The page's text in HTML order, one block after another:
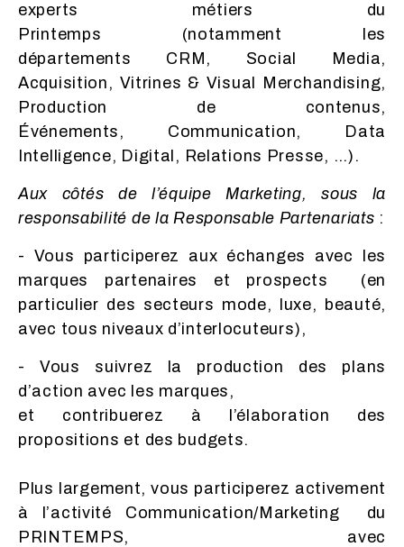
experts métiers du
Printemps (notamment les
départements CRM, Social Media,
Acquisition, Vitrines & Visual Merchandising,
Production de contenus,
Événements, Communication, Data
Intelligence, Digital, Relations Presse, …).
Aux côtés de l’équipe Marketing, sous la
responsabilité de la Responsable Partenariats :
- Vous participerez aux échanges avec les
marques partenaires et prospects (en
particulier des secteurs mode, luxe, beauté,
avec tous niveaux d’interlocuteurs),
- Vous suivrez la production des plans
d’action avec les marques,
et contribuerez à l’élaboration des
propositions et des budgets.
Plus largement, vous participerez activement
à l’activité Communication/Marketing du
PRINTEMPS, avec